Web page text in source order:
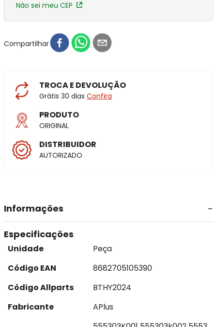
Não sei meu CEP
Compartilhar
TROCA E DEVOLUÇÃO
Grátis 30 dias Confira
PRODUTO
ORIGINAL
DISTRIBUIDOR
AUTORIZADO
Informações
Especificações
Unidade
Peça
Código EAN
8682705105390
Código Allparts
BTHY2024
Fabricante
APlus